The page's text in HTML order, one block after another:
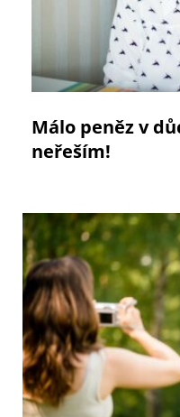
Málo peněz v
neřeším!